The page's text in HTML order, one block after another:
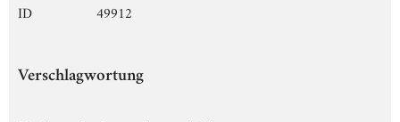
ID
49912
Verschlagwortung